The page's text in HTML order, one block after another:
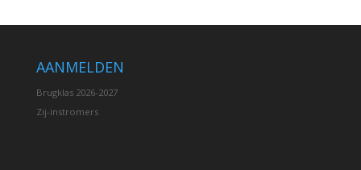
AANMELDEN
Brugklas 2026-2027
Zij-instromers